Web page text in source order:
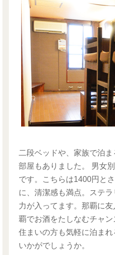
二段ベッドや、家族で泊
部屋もありました。 男女
です。こちらは1400円と
に、清潔感も満点。ステ
力が入ってます。那覇に
覇でお酒をたしなむチャ
住まいの方も気軽に泊ま
いかがでしょうか。